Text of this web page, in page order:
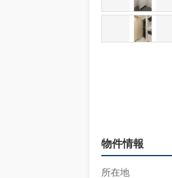
物件情報
所在地